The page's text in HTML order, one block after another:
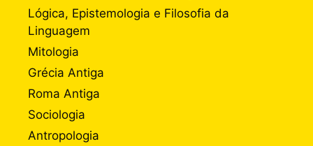
Lógica, Epistemologia e Filosofia da
Linguagem
Mitologia
Grécia Antiga
Roma Antiga
Sociologia
Antropologia